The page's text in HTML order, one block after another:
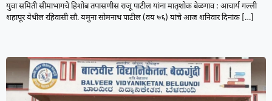
युवा समिती सीमाभागचे हिशोब तपासणीस राजू पाटील यांना मातृशोक बेळगाव : आचार्य गल्ली
शहापूर येथील रहिवासी सौ. यमुना सोमनाथ पाटील (वय ७६) यांचे आज शनिवार दिनांक […]